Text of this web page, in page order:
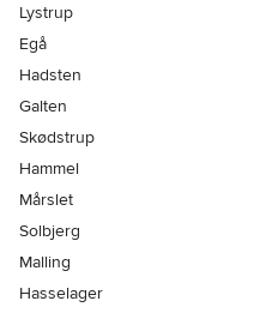
Lystrup
Egå
Hadsten
Galten
Skødstrup
Hammel
Mårslet
Solbjerg
Malling
Hasselager